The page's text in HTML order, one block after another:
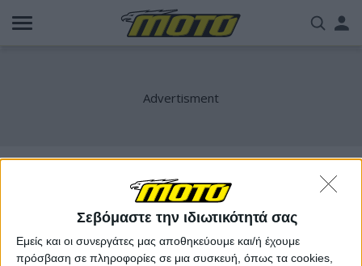
Σεβόμαστε την ιδιωτικότητά σας
Εμείς και οι συνεργάτες μας αποθηκεύουμε και/ή έχουμε
πρόσβαση σε πληροφορίες σε μια συσκευή, όπως τα cookies,
Παράκαμψη
προς